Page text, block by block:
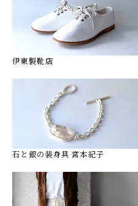
伊東製靴店
石と銀の装身具 宮本紀子